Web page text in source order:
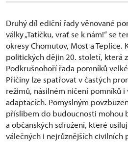
Druhý díl ediční řady věnované
války „Tatíčku, vrať se k nám!“ se
okresy Chomutov, Most a Teplice.
politických dějin 20. století, která
Podkrušnohoří řada pomníků
Příčiny lze spatřovat v častých
režimů, násilném ničení pomníků
adaptacích. Pomyslným
příslibem do budoucnosti mohou
a občanských sdružení, které
válečných i nejrůznějších civilních